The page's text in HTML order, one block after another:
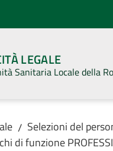
LEGALE
Sanitaria Locale della
/ Selezioni del
di funzione